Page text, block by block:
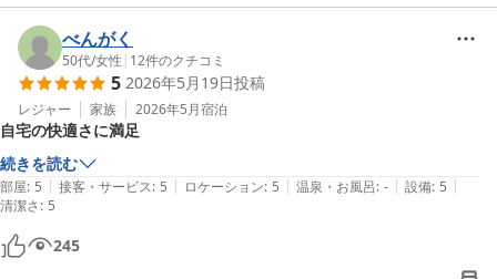
だけたようで嬉しく思います。
また、お部屋でも静かに快適にお過ごしいただけたとのこと、安心
いたしました。
当ホテルは独立型のお部屋のため、周囲の音を気にせずゆっくりお
休みいただける点もご好評いただいております。
またお近くへお越しの際は、ぜひご利用くださいませ。
スタッフ一同、心よりお待ちしております。
ｂｌｕｅ ｑｕａｄ ｈｏｔｅｌ 諏訪
べんがく
50代/女性 | 12件のクチコミ
5 2026年5月19日投稿
レジャー 家族 2026年5月宿泊
自宅の快適さに満足
続きを読む
部屋: 5 | 接客・サービス: 5 | ロケーション: 5 | 温泉・お風呂: - | 設備: 5 |
清潔さ: 5
245